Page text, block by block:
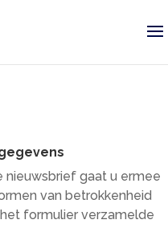
nieuwsbrief gaat u ermee
van betrokkenheid
formulier verzamelde